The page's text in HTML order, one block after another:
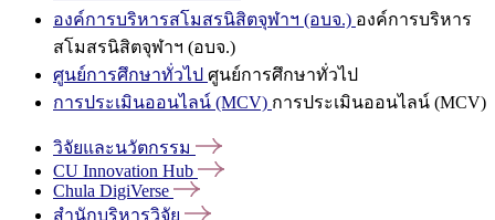
องค์การบริหารสโมสรนิสิตจุฬาฯ (อบจ.) องค์การบริหาร
สโมสรนิสิตจุฬาฯ (อบจ.)
ศูนย์การศึกษาทั่วไป ศูนย์การศึกษาทั่วไป
การประเมินออนไลน์ (MCV) การประเมินออนไลน์ (MCV)
วิจัยและนวัตกรรม
CU Innovation Hub
Chula DigiVerse
สำนักบริหารวิจัย